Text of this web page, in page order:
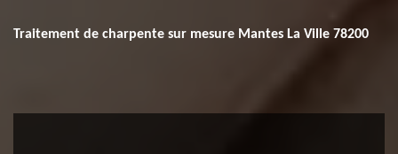
Traitement de charpente sur mesure Mantes La Ville 78200